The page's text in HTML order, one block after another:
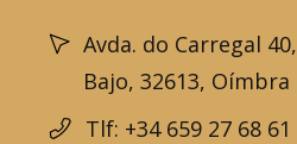
Avda. do Carregal 40,
Bajo, 32613, Oímbra
Tlf: +34 659 27 68 61